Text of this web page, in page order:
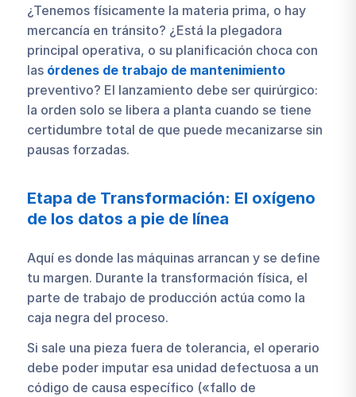
¿Tenemos físicamente la materia prima, o hay
mercancía en tránsito? ¿Está la plegadora
principal operativa, o su planificación choca con
las órdenes de trabajo de mantenimiento
preventivo? El lanzamiento debe ser quirúrgico:
la orden solo se libera a planta cuando se tiene
certidumbre total de que puede mecanizarse sin
pausas forzadas.
Etapa de Transformación: El oxígeno
de los datos a pie de línea
Aquí es donde las máquinas arrancan y se define
tu margen. Durante la transformación física, el
parte de trabajo de producción actúa como la
caja negra del proceso.
Si sale una pieza fuera de tolerancia, el operario
debe poder imputar esa unidad defectuosa a un
código de causa específico («fallo de